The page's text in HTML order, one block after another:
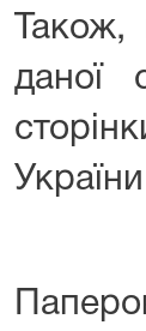
даної